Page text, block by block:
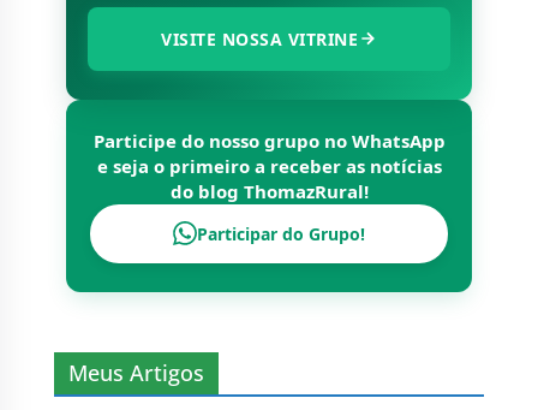
VISITE NOSSA VITRINE
Participe do nosso grupo no WhatsApp
e seja o primeiro a receber as notícias
do blog ThomazRural!
Participar do Grupo!
Meus Artigos